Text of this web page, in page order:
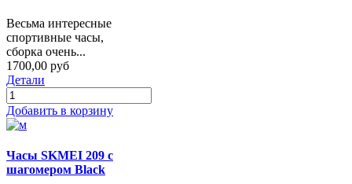
Весьма интересные
спортивные часы,
сборка очень...
1700,00 руб
Детали
Добавить в корзину
Часы SKMEI 209 с
шагомером Black